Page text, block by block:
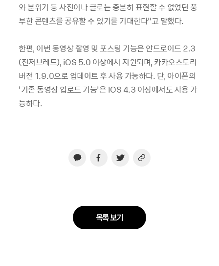
와 분위기 등 사진이나 글로는 충분히 표현할 수 없었던 풍
부한 콘텐츠를 공유할 수 있기를 기대한다”고 말했다.
한편, 이번 동영상 촬영 및 포스팅 기능은 안드로이드 2.3
(진저브레드), iOS 5.0 이상에서 지원되며, 카카오스토리
버전 1.9.0으로 업데이트 후 사용 가능하다. 단, 아이폰의
‘기존 동영상 업로드 기능’은 iOS 4.3 이상에서도 사용 가
능하다.
목록 보기